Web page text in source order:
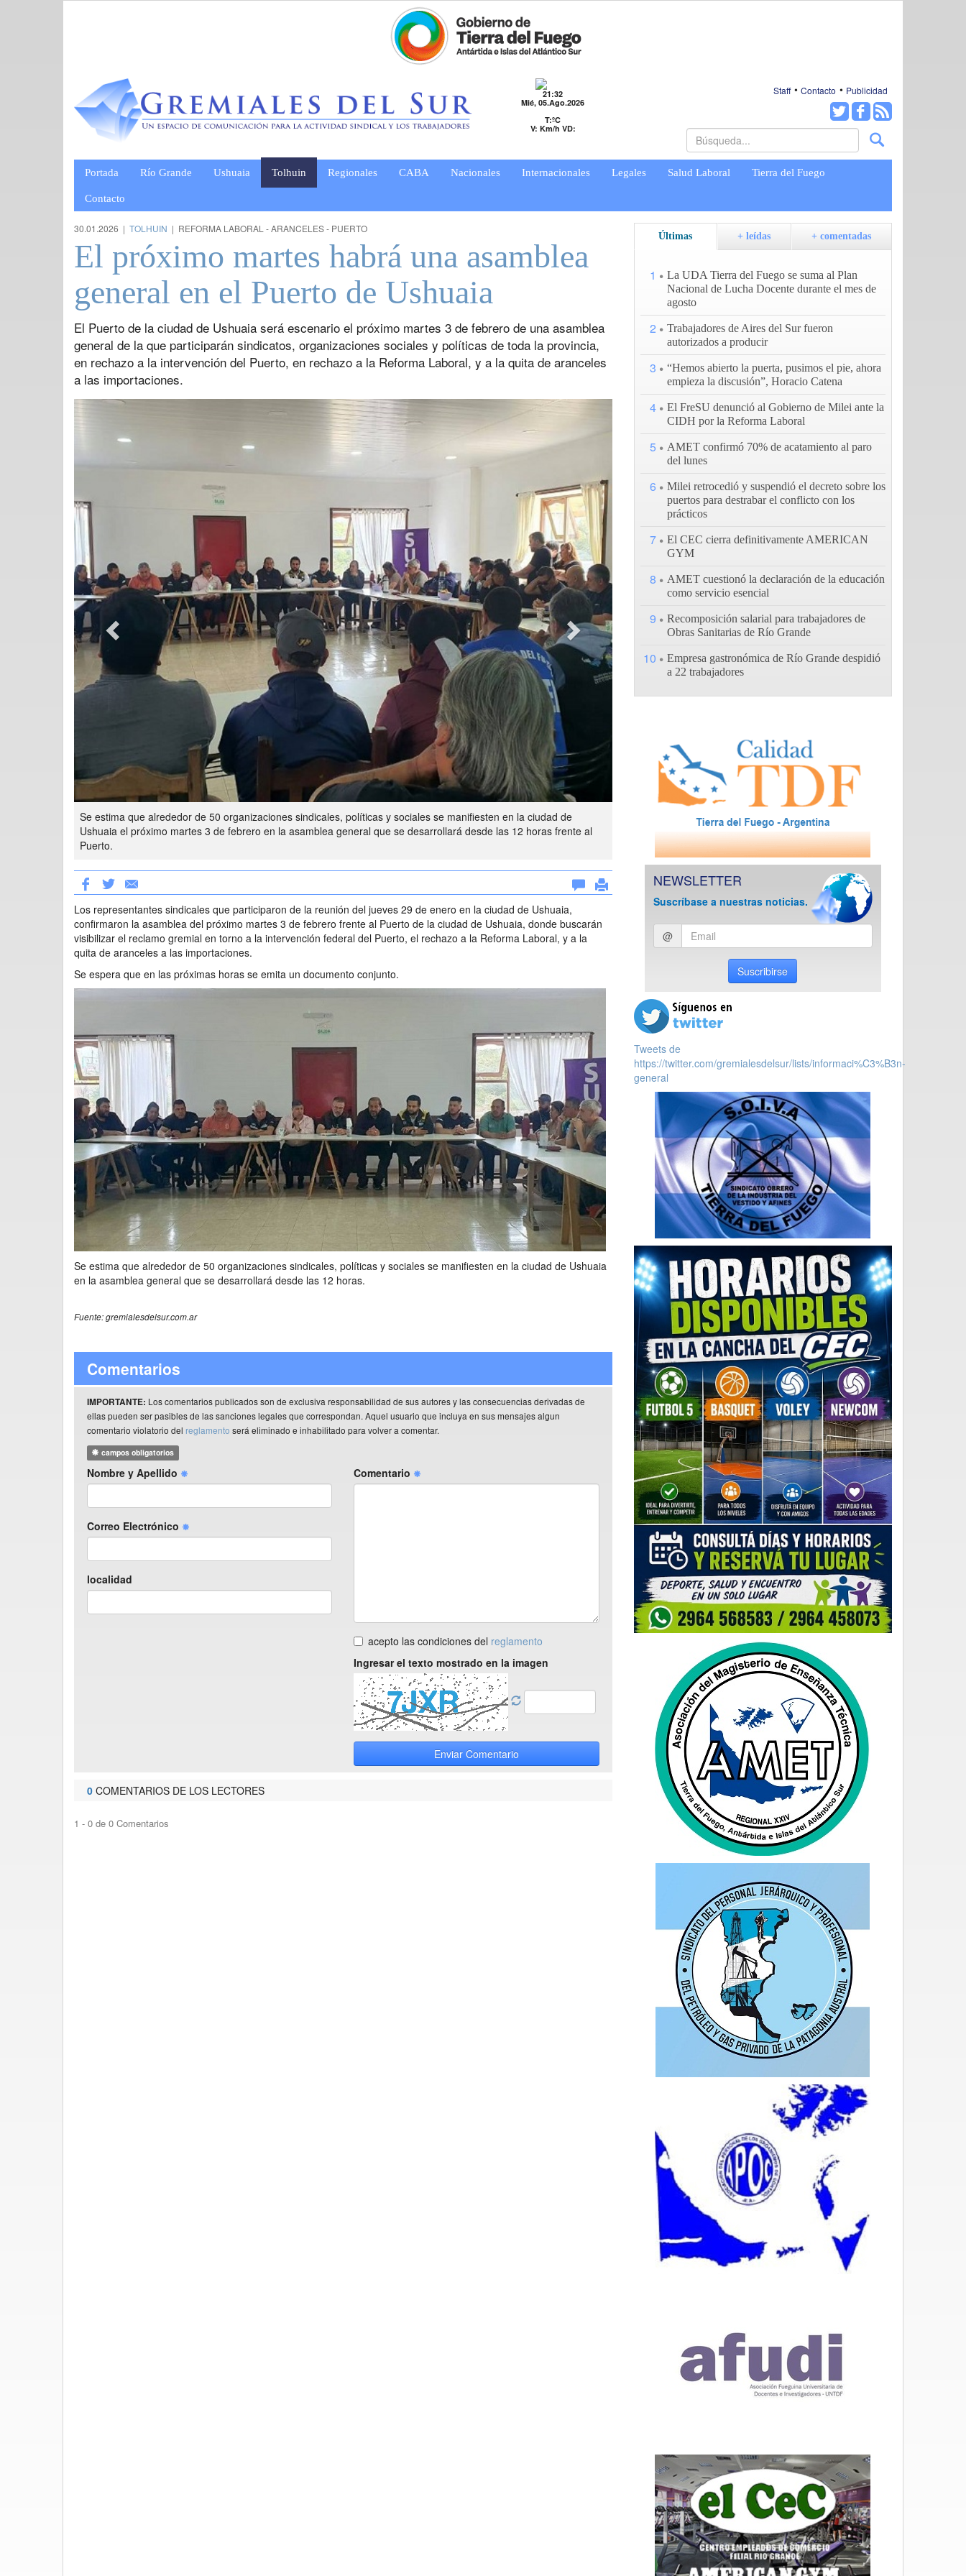
21:32
Mié, 05.Ago.2026
T:ºC
V: Km/h VD:
Staff Contacto Publicidad
Portada Río Grande Ushuaia Tolhuin Regionales CABA Nacionales Internacionales Legales Salud Laboral Tierra del Fuego
Contacto
30.01.2026 | TOLHUIN | REFORMA LABORAL - ARANCELES - PUERTO
El próximo martes habrá una asamblea
general en el Puerto de Ushuaia
El Puerto de la ciudad de Ushuaia será escenario el próximo martes 3 de febrero de una asamblea
general de la que participarán sindicatos, organizaciones sociales y políticas de toda la provincia,
en rechazo a la intervención del Puerto, en rechazo a la Reforma Laboral, y a la quita de aranceles
a las importaciones.
Se estima que alrededor de 50 organizaciones sindicales, políticas y sociales se manifiesten en la ciudad de
Ushuaia el próximo martes 3 de febrero en la asamblea general que se desarrollará desde las 12 horas frente al
Puerto.
Previous Next
Los representantes sindicales que participaron de la reunión del jueves 29 de enero en la ciudad de Ushuaia,
confirmaron la asamblea del próximo martes 3 de febrero frente al Puerto de la ciudad de Ushuaia, donde buscarán
visibilizar el reclamo gremial en torno a la intervención federal del Puerto, el rechazo a la Reforma Laboral, y a la
quita de aranceles a las importaciones.
Se espera que en las próximas horas se emita un documento conjunto.
Se estima que alrededor de 50 organizaciones sindicales, políticas y sociales se manifiesten en la ciudad de Ushuaia
en la asamblea general que se desarrollará desde las 12 horas.
Fuente: gremialesdelsur.com.ar
Comentarios
IMPORTANTE: Los comentarios publicados son de exclusiva responsabilidad de sus autores y las consecuencias derivadas de
ellas pueden ser pasibles de las sanciones legales que correspondan. Aquel usuario que incluya en sus mensajes algun
comentario violatorio del reglamento será eliminado e inhabilitado para volver a comentar.
campos obligatorios
Nombre y Apellido
Correo Electrónico
localidad
Comentario
acepto las condiciones del reglamento
Ingresar el texto mostrado en la imagen
Enviar Comentario
0 COMENTARIOS DE LOS LECTORES
1 - 0 de 0 Comentarios
Últimas + leídas + comentadas
1
La UDA Tierra del Fuego se suma al Plan
Nacional de Lucha Docente durante el mes de
agosto
2
Trabajadores de Aires del Sur fueron
autorizados a producir
3
“Hemos abierto la puerta, pusimos el pie, ahora
empieza la discusión”, Horacio Catena
4
El FreSU denunció al Gobierno de Milei ante la
CIDH por la Reforma Laboral
5
AMET confirmó 70% de acatamiento al paro
del lunes
6
Milei retrocedió y suspendió el decreto sobre los
puertos para destrabar el conflicto con los
prácticos
7
El CEC cierra definitivamente AMERICAN
GYM
8
AMET cuestionó la declaración de la educación
como servicio esencial
9
Recomposición salarial para trabajadores de
Obras Sanitarias de Río Grande
10
Empresa gastronómica de Río Grande despidió
a 22 trabajadores
NEWSLETTER
Suscríbase a nuestras noticias.
Ingresar
email
@
Suscribirse
Tweets de
https://twitter.com/gremialesdelsur/lists/informaci%C3%B3n-
general